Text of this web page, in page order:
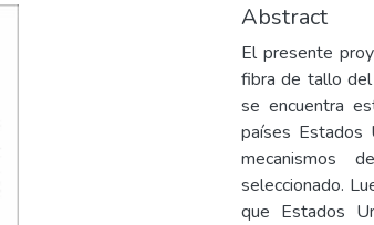
Abstract
El presente
fibra de tallo del
se encuentra
países Estados
mecanismos
seleccionado.
que Estados